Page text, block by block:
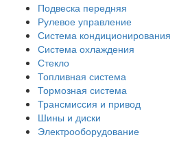
Подвеска передняя
Рулевое управление
Система кондиционирования
Система охлаждения
Стекло
Топливная система
Тормозная система
Трансмиссия и привод
Шины и диски
Электрооборудование